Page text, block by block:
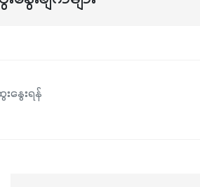
ဖြစ်ပါတယ်။ ဟူးမစ်အက်စစ်ပါဝင်ပေါင်
နှံစားသီးနှံများ၊ပဲအမျိုးမျိုး၊ဟင်းသီးဟင်
အားလုံးမှာ အသုံးပြုနိုင်တယ်ဆိုတော့ တစ်
နွေးရန်